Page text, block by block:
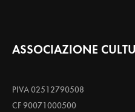
ASSOCIAZIONE
PIVA 02512790508
CF 90071000500